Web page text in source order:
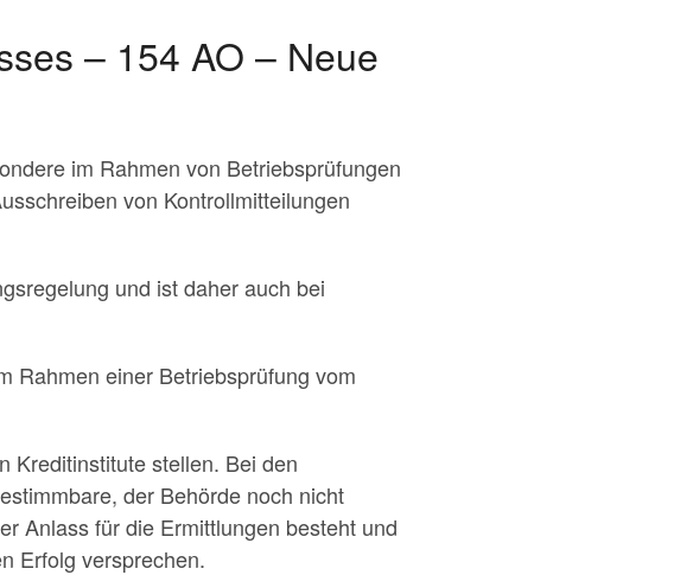
– 154 AO – Neue
im Rahmen von Betriebsprüfungen
von Kontrollmitteilungen
und ist daher auch bei
Rahmen einer Betriebsprüfung vom
Kreditinstitute stellen. Bei den
der Behörde noch nicht
Anlass für die Ermittlungen besteht und
Erfolg versprechen.